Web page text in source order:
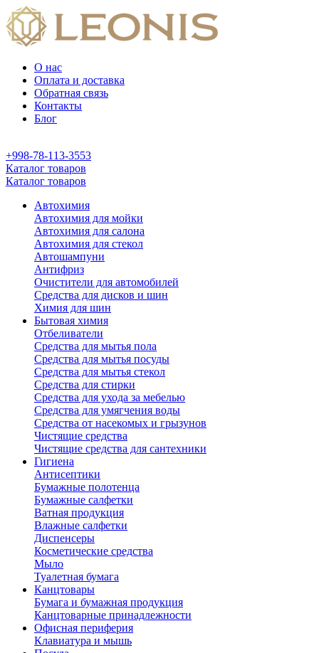
О нас
Оплата и доставка
Обратная связь
Контакты
Блог
+998-78-113-3553
Каталог товаров
Каталог товаров
Автохимия
Автохимия для мойки
Автохимия для салона
Автохимия для стекол
Автошампуни
Антифриз
Очистители для автомобилей
Средства для дисков и шин
Химия для шин
Бытовая химия
Отбеливатели
Средства для мытья пола
Средства для мытья посуды
Средства для мытья стекол
Средства для стирки
Средства для ухода за мебелью
Средства для умягчения воды
Средства от насекомых и грызунов
Чистящие средства
Чистящие средства для сантехники
Гигиена
Антисептики
Бумажные полотенца
Бумажные салфетки
Ватная продукция
Влажные салфетки
Диспенсеры
Косметические средства
Мыло
Туалетная бумага
Канцтовары
Бумага и бумажная продукция
Канцтоварные принадлежности
Офисная периферия
Клавиатура и мышь